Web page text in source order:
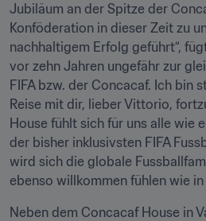
Jubiläum an der Spitze der
Konföderation in dieser Zeit zu
nachhaltigem Erfolg geführt“,
vor zehn Jahren ungefähr zur
FIFA bzw. der Concacaf. Ich bin
Reise mit dir, lieber Vittorio,
House fühlt sich für uns alle wie
der bisher inklusivsten FIFA
wird sich die globale
ebenso willkommen fühlen wie in
Neben dem Concacaf House in